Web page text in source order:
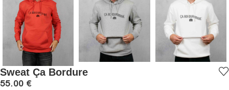
Sweat Ça Bordure
55.00 €